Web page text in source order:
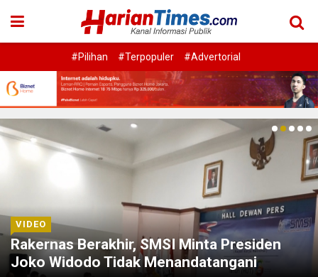
#Pilihan #Terpopuler #Advertorial
VIDEO
Rakernas Berakhir, SMSI Minta Presiden
Joko Widodo Tidak Menandatangani